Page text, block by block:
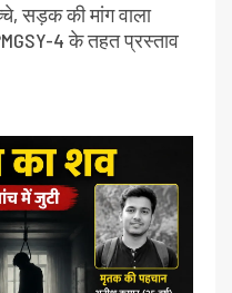
सड़क की मांग वाला
4 के तहत प्रस्ताव